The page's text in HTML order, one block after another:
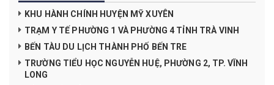
KHU HÀNH CHÍNH HUYỆN MỸ XUYÊN
TRẠM Y TẾ PHƯỜNG 1 VÀ PHƯỜNG 4 TỈNH TRÀ VINH
BẾN TÀU DU LỊCH THÀNH PHỐ BẾN TRE
TRƯỜNG TIỂU HỌC NGUYỄN HUỆ, PHƯỜNG 2, TP. VĨNH
LONG